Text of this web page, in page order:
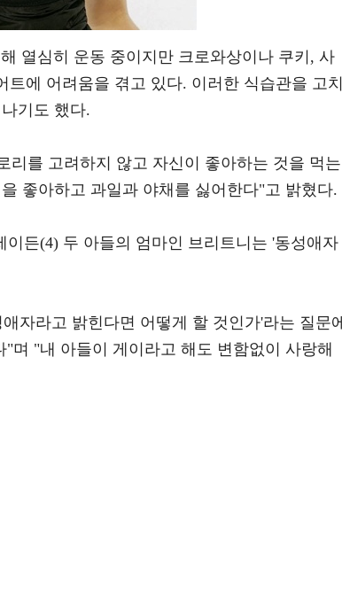
열심히 운동 중이지만 크로와상이나 쿠키, 사
에 어려움을 겪고 있다. 이러한 식습관을 고치
기도 했다.
리를 고려하지 않고 자신이 좋아하는 것을 먹는
좋아하고 과일과 야채를 싫어한다"고 밝혔다.
든(4) 두 아들의 엄마인 브리트니는 '동성애자
자라고 밝힌다면 어떻게 할 것인가'라는 질문에
며 "내 아들이 게이라고 해도 변함없이 사랑해